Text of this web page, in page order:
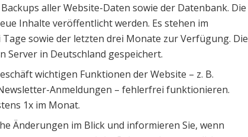
aller Website-Daten sowie der Datenbank. Die
Inhalte veröffentlicht werden. Es stehen im
sowie der letzten drei Monate zur Verfügung. Die
Server in Deutschland gespeichert.
wichtigen Funktionen der Website – z. B.
Anmeldungen – fehlerfrei funktionieren.
1x im Monat.
Änderungen im Blick und informieren Sie, wenn